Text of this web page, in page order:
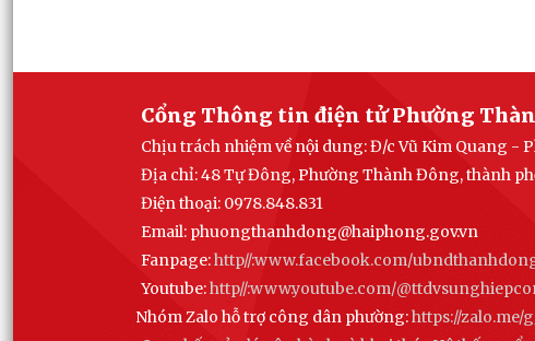
Cổng Thông tin điện tử Phường
Chịu trách nhiệm về nội dung: Đ/c Vũ Kim Quang -
Địa chỉ: 48 Tự Đông, Phường Thành Đông, thành
Điện thoại: 0978.848.831
Email: phuongthanhdong@haiphong.gov.vn
Fanpage:http//:www.facebook.com/
Youtube:http//:www.youtube.com/
Nhóm Zalo hỗ trợ công dân phường:https://